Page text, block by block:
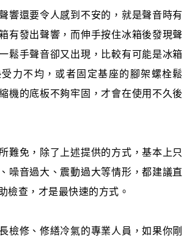
響還要令人感到不安的，就是聲音時有
有發出聲響，而伸手按住冰箱後發現聲
鬆手聲音卻又出現，比較有可能是冰箱
力不均，或者固定基座的腳架螺栓鬆
機的底板不夠牢固，才會在使用不久後
難免，除了上述提供的方式，基本上只
噪音過大、震動過大等情形，都建議直
檢查，才是最快速的方式。
檢修、修繕冷氣的專業人員，如果你剛